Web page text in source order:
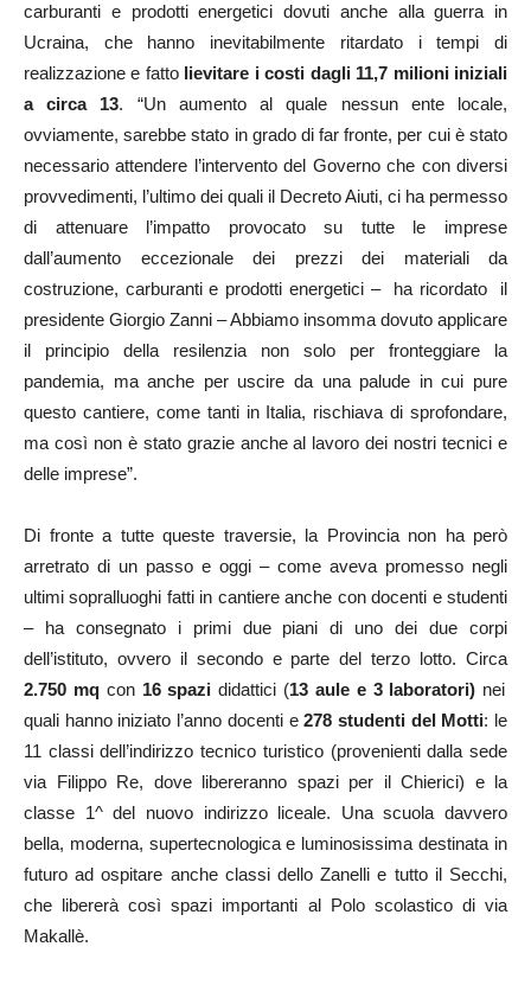
carburanti e prodotti energetici dovuti anche alla guerra in
Ucraina, che hanno inevitabilmente ritardato i tempi di
realizzazione e fatto lievitare i costi dagli 11,7 milioni iniziali
a circa 13. “Un aumento al quale nessun ente locale,
ovviamente, sarebbe stato in grado di far fronte, per cui è stato
necessario attendere l’intervento del Governo che con diversi
provvedimenti, l’ultimo dei quali il Decreto Aiuti, ci ha permesso
di attenuare l’impatto provocato su tutte le imprese
dall’aumento eccezionale dei prezzi dei materiali da
costruzione, carburanti e prodotti energetici –
ha ricordato
il
presidente Giorgio Zanni – Abbiamo insomma dovuto applicare
il principio della resilenzia non solo per fronteggiare la
pandemia, ma anche per uscire da una palude in cui pure
questo cantiere, come tanti in Italia, rischiava di sprofondare,
ma così non è stato grazie anche al lavoro dei nostri tecnici e
delle imprese”.
Di fronte a tutte queste traversie, la Provincia non ha però
arretrato di un passo e oggi – come aveva promesso negli
ultimi sopralluoghi fatti in cantiere anche con docenti e studenti
– ha consegnato i primi due piani di uno dei due corpi
dell’istituto, ovvero il secondo e parte del terzo lotto. Circa
2.750 mq con16 spazi didattici (13 aule e 3 laboratori) nei
quali hanno iniziato l’anno docenti e278 studenti del Motti: le
11 classidell’indirizzo tecnico turistico (provenienti dalla sede
via Filippo Re, dove libereranno spazi per il Chierici) e la
classe 1^del nuovo indirizzo liceale. Una scuola davvero
bella, moderna, supertecnologica e luminosissima destinata in
futuro ad ospitare anche classi dello Zanelli e tutto il Secchi,
che libererà così spazi importanti al Polo scolastico di via
Makallè.